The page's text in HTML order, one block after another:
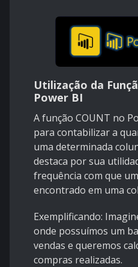
Utilização da
Power BI
A função COUNT no
para contabilizar a
uma determinada
destaca por sua
frequência com que
encontrado em uma
Exemplificando:
onde possuímos um
vendas e queremos
compras realizadas.